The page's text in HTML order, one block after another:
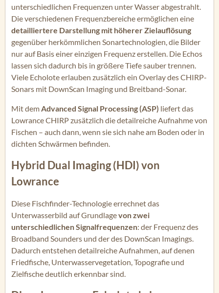
unterschiedlichen Frequenzen unter Wasser abgestrahlt.
Die verschiedenen Frequenzbereiche ermöglichen eine
detailliertere Darstellung mit höherer Zielauflösung
gegenüber herkömmlichen Sonartechnologien, die Bilder
nur auf Basis einer einzigen Frequenz erstellen. Die Echos
lassen sich dadurch bis in größere Tiefe sauber trennen.
Viele Echolote erlauben zusätzlich ein Overlay des CHIRP-
Sonars mit DownScan Imaging und Breitband-Sonar.
Mit demAdvanced Signal Processing (ASP) liefert das
Lowrance CHIRP zusätzlich die detailreiche Aufnahme von
Fischen – auch dann, wenn sie sich nahe am Boden oder in
dichten Schwärmen befinden.
Hybrid Dual Imaging (HDI) von
Lowrance
Diese Fischfinder-Technologie errechnet das
Unterwasserbild auf Grundlagevon zwei
unterschiedlichen Signalfrequenzen: der Frequenz des
Broadband Sounders und der des DownScan Imagings.
Dadurch entstehen detailreiche Aufnahmen, auf denen
Friedfische, Unterwasservegetation, Topografie und
Zielfische deutlich erkennbar sind.